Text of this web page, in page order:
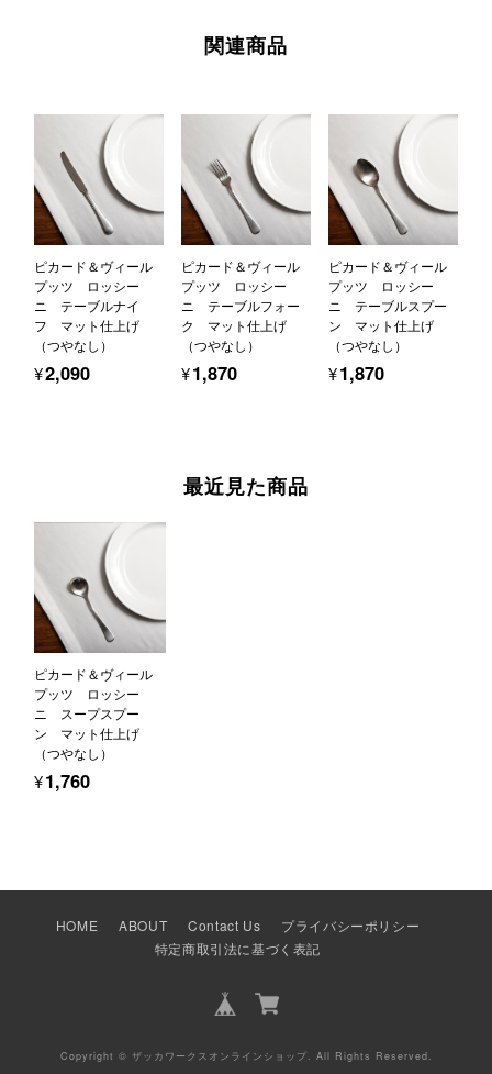
関連商品
ピカード＆ヴィール
プッツ ロッシー
ニ テーブルナイ
フ マット仕上げ
（つやなし）
¥2,090
ピカード＆ヴィール
プッツ ロッシー
ニ テーブルフォー
ク マット仕上げ
（つやなし）
¥1,870
ピカード＆ヴィール
プッツ ロッシー
ニ テーブルスプー
ン マット仕上げ
（つやなし）
¥1,870
最近見た商品
ピカード＆ヴィール
プッツ ロッシー
ニ スープスプー
ン マット仕上げ
（つやなし）
¥1,760
HOME ABOUT Contact Us
プライバシーポリシー
特定商取引法に基づく表記
Copyright © ザッカワークスオンラインショップ. All Rights Reserved.